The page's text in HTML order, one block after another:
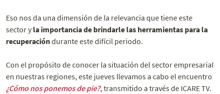
Eso nos da una dimensión de la relevancia que tiene este
sector y la importancia de brindarle las herramientas para la
recuperacióndurante este difícil periodo.
Con el propósito de conocer la situación del sector empresarial
en nuestras regiones, este jueves llevamos a cabo el encuentro
¿Cómo nos ponemos de pie?, transmitido a través de ICARE TV.